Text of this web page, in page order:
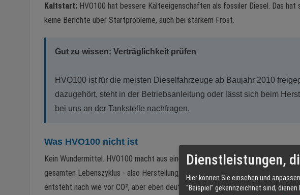
Kaltstart: HVO100 hat bessere Kälteeigenschaften als fossiler Diesel. Das
keine Berichte über Startprobleme, auch bei starkem Frost.
Gut zu wissen: Verträglichkeit prüfen
HVO100 ist für die meisten Dieselfahrzeuge ab Baujahr 2010
dazugehört, steht in der Betriebsanleitung oder lässt sich beim
bei uns an der Tankstelle nachfragen.
Was HVO100 nicht ist
Kein Wundermittel. HVO100 macht aus einem alten Motor keinen neuen. Und
gesamten Lebenszyklus - also Herstellung, Transport und Verbrennung
entsteht nach wie vor CO², aber eben deutlich weniger als bei fossilem Diesel,
Dienstleistungen,
Hier können Sie einsehen und
"Beispiel" gekennzeichnet sind,